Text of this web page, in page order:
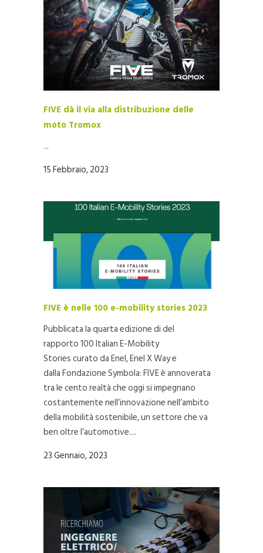
FIVE dà il via alla distribuzione delle
moto Tromox
...
15 Febbraio, 2023
FIVE è nelle 100 e-mobility stories 2023
Pubblicata la quarta edizione di del
rapporto 100 Italian E-Mobility
Stories curato da Enel, Enel X Way e
dalla Fondazione Symbola: FIVE è annoverata
tra le cento realtà che oggi si impegnano
costantemente nell’innovazione nell’ambito
della mobilità sostenibile, un settore che va
ben oltre l’automotive....
23 Gennaio, 2023